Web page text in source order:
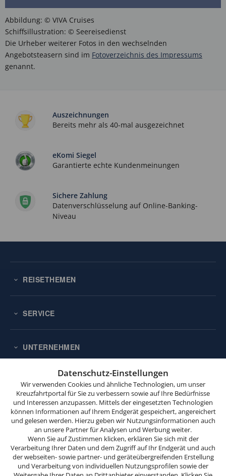
Abbildung: © VIVA Cruises
Schiffsillustration: © Seereisedienst
Die Urheber weiterer Fotos in den wechselnden
Angebotsteasern sind im Fotoverzeichnis des Impressums
genannt.
Auszeichnungen
Bereits mehr als 40-mal ausgezeichnet
eKomi Siegel
Garantierte echte Kundenmeinungen
Sichere Zahlung
Datenverschlüsselung auf Online-Banking-
Niveau
REISETHEMEN
SERVICE
UNTERNEHMEN
KONTAKT
SEEREISEDIENST
Vinckeweg 21
47119 Duisburg
Buchungsservice:0203 / 30 98 00
(Mo. bis Fr. von 9.00 bis 18.00 Uhr,
Sa. von 10.00 bis 15.00 Uhr,
So. von 10.00 bis 13.00 Uhr,
Diese
verwendet
Cookies.
Wenn
Sie
weitersurfen,
stimmen
Sie
der
Cookie-
Datenschutz-Einstellungen
Wir verwenden Cookies und ähnliche Technologien, um unser
Kreuzfahrtportal für Sie zu verbessern sowie auf Ihre Bedürfnisse
und Interessen anzupassen. Mittels der eingesetzten Technologien
können Informationen auf Ihrem Endgerät gespeichert, angereichert
und gelesen werden. Hierzu geben wir Nutzungsinformationen auch
an unsere Partner für Analysen und Werbung weiter.
Wenn Sie auf Zustimmen klicken, erklären Sie sich mit der
Verarbeitung Ihrer Daten und dem Zugriff auf Ihr Endgerät und auch
der webseiten- sowie partner- und geräteübergreifenden Erstellung
und Verarbeitung von individuellen Nutzungsprofilen sowie der